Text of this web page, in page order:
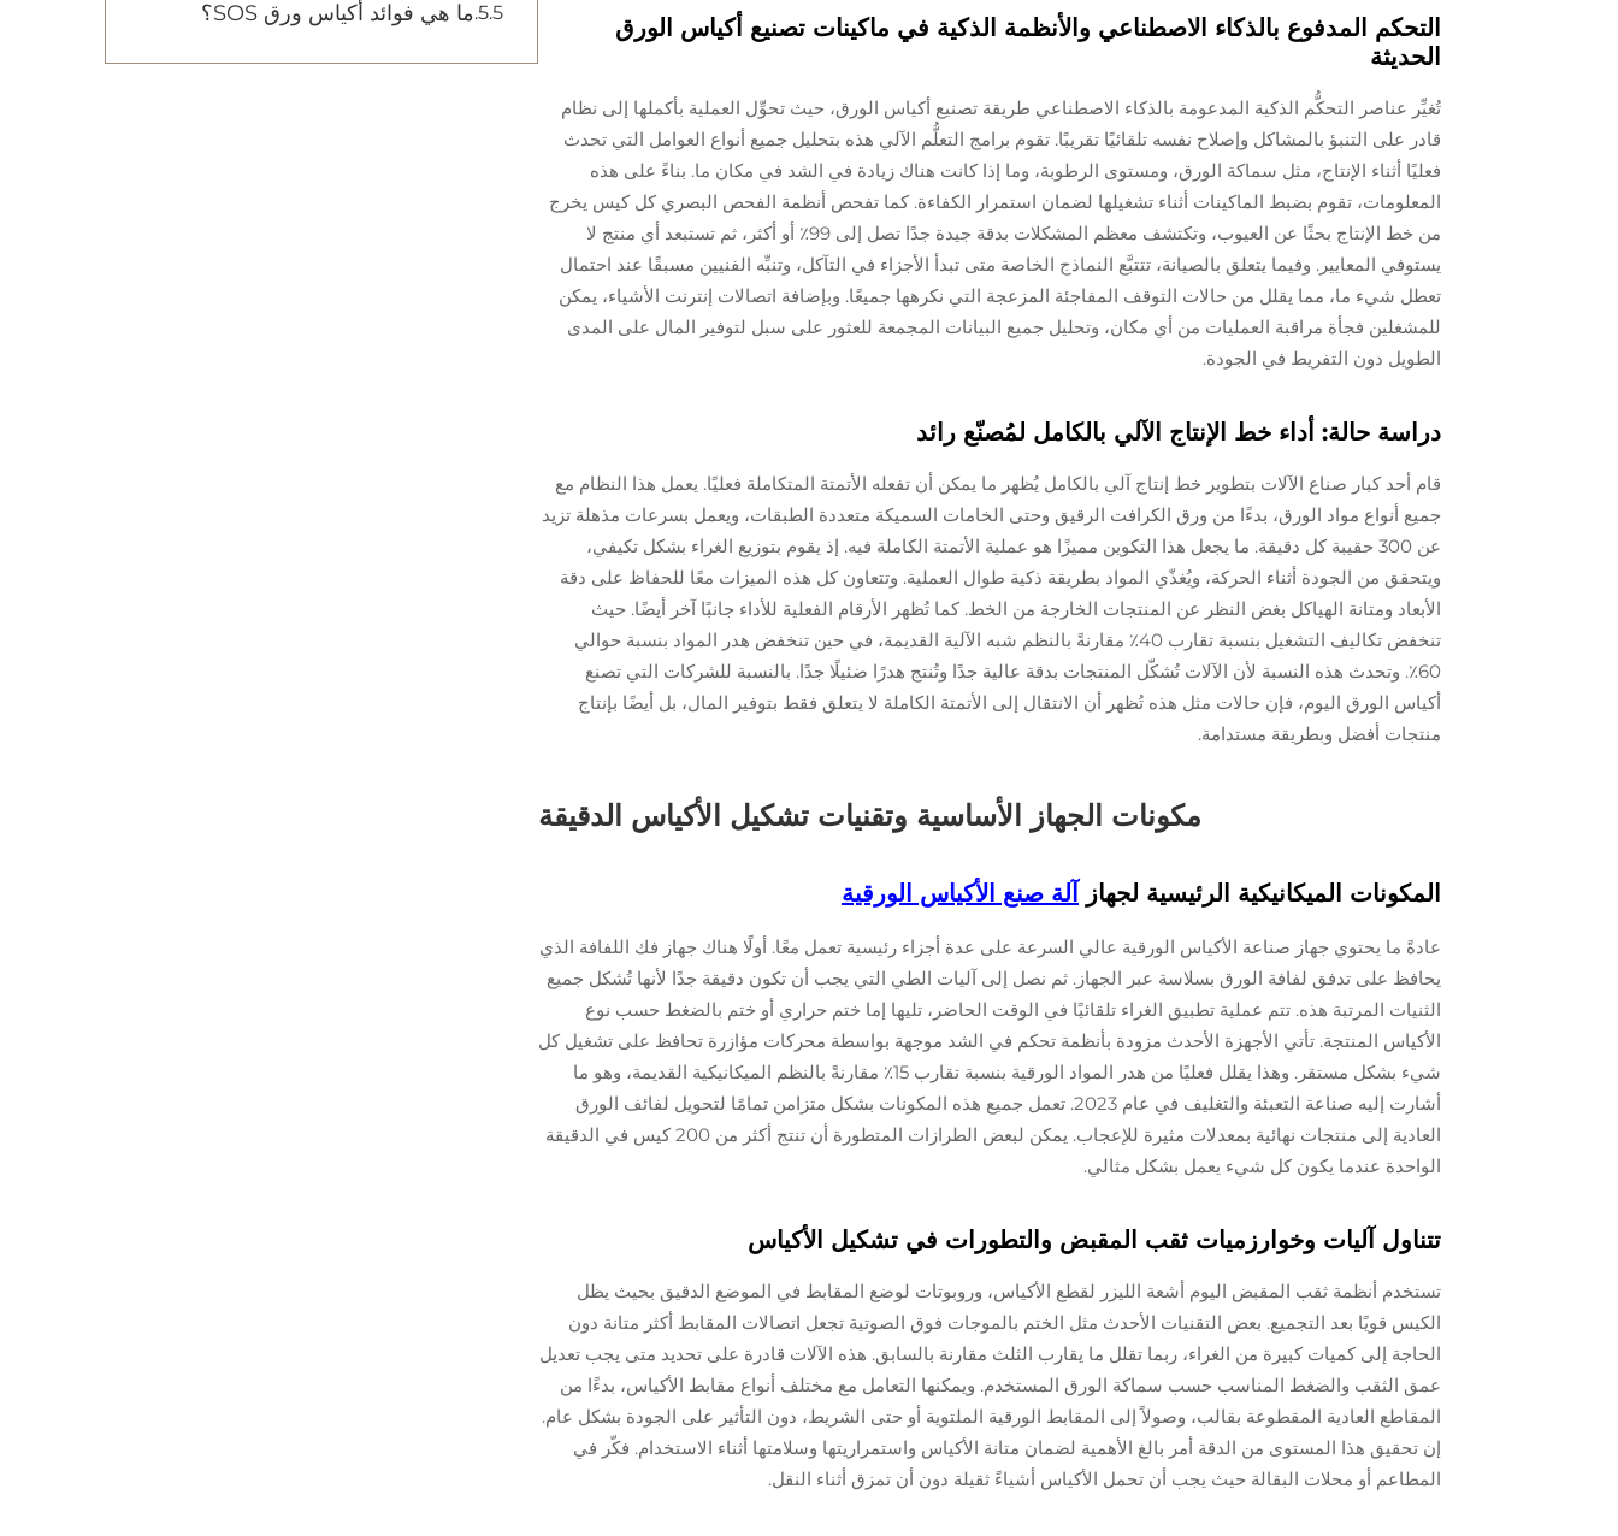
التحكم المدفوع بالذكاء الاصطناعي والأنظمة الذكية في ماكينات تصنيع أكياس الورق
الحديثة
تُغيِّر عناصر التحكُّم الذكية المدعومة بالذكاء الاصطناعي طريقة تصنيع أكياس الورق، حيث تحوِّل العملية بأكملها إلى نظام
قادر على التنبؤ بالمشاكل وإصلاح نفسه تلقائيًا تقريبًا. تقوم برامج التعلُّم الآلي هذه بتحليل جميع أنواع العوامل التي تحدث
فعليًا أثناء الإنتاج، مثل سماكة الورق، ومستوى الرطوبة، وما إذا كانت هناك زيادة في الشد في مكان ما. بناءً على هذه
المعلومات، تقوم بضبط الماكينات أثناء تشغيلها لضمان استمرار الكفاءة. كما تفحص أنظمة الفحص البصري كل كيس يخرج
من خط الإنتاج بحثًا عن العيوب، وتكتشف معظم المشكلات بدقة جيدة جدًا تصل إلى 99٪ أو أكثر، ثم تستبعد أي منتج لا
يستوفي المعايير. وفيما يتعلق بالصيانة، تتتبَّع النماذج الخاصة متى تبدأ الأجزاء في التآكل، وتنبِّه الفنيين مسبقًا عند احتمال
تعطل شيء ما، مما يقلل من حالات التوقف المفاجئة المزعجة التي نكرهها جميعًا. وبإضافة اتصالات إنترنت الأشياء، يمكن
للمشغلين فجأة مراقبة العمليات من أي مكان، وتحليل جميع البيانات المجمعة للعثور على سبل لتوفير المال على المدى
الطويل دون التفريط في الجودة.
دراسة حالة: أداء خط الإنتاج الآلي بالكامل لمُصنّع رائد
قام أحد كبار صناع الآلات بتطوير خط إنتاج آلي بالكامل يُظهر ما يمكن أن تفعله الأتمتة المتكاملة فعليًا. يعمل هذا النظام مع
جميع أنواع مواد الورق، بدءًا من ورق الكرافت الرقيق وحتى الخامات السميكة متعددة الطبقات، ويعمل بسرعات مذهلة تزيد
عن 300 حقيبة كل دقيقة. ما يجعل هذا التكوين مميزًا هو عملية الأتمتة الكاملة فيه. إذ يقوم بتوزيع الغراء بشكل تكيفي،
ويتحقق من الجودة أثناء الحركة، ويُغذّي المواد بطريقة ذكية طوال العملية. وتتعاون كل هذه الميزات معًا للحفاظ على دقة
الأبعاد ومتانة الهياكل بغض النظر عن المنتجات الخارجة من الخط. كما تُظهر الأرقام الفعلية للأداء جانبًا آخر أيضًا. حيث
تنخفض تكاليف التشغيل بنسبة تقارب 40٪ مقارنةً بالنظم شبه الآلية القديمة، في حين تنخفض هدر المواد بنسبة حوالي
60٪. وتحدث هذه النسبة لأن الآلات تُشكّل المنتجات بدقة عالية جدًا وتُنتج هدرًا ضئيلًا جدًا. بالنسبة للشركات التي تصنع
أكياس الورق اليوم، فإن حالات مثل هذه تُظهر أن الانتقال إلى الأتمتة الكاملة لا يتعلق فقط بتوفير المال، بل أيضًا بإنتاج
منتجات أفضل وبطريقة مستدامة.
مكونات الجهاز الأساسية وتقنيات تشكيل الأكياس الدقيقة
المكونات الميكانيكية الرئيسية لجهاز آلة صنع الأكياس الورقية
عادةً ما يحتوي جهاز صناعة الأكياس الورقية عالي السرعة على عدة أجزاء رئيسية تعمل معًا. أولًا هناك جهاز فك اللفافة الذي
يحافظ على تدفق لفافة الورق بسلاسة عبر الجهاز. ثم نصل إلى آليات الطي التي يجب أن تكون دقيقة جدًا لأنها تُشكل جميع
الثنيات المرتبة هذه. تتم عملية تطبيق الغراء تلقائيًا في الوقت الحاضر، تليها إما ختم حراري أو ختم بالضغط حسب نوع
الأكياس المنتجة. تأتي الأجهزة الأحدث مزودة بأنظمة تحكم في الشد موجهة بواسطة محركات مؤازرة تحافظ على تشغيل كل
شيء بشكل مستقر. وهذا يقلل فعليًا من هدر المواد الورقية بنسبة تقارب 15٪ مقارنةً بالنظم الميكانيكية القديمة، وهو ما
أشارت إليه صناعة التعبئة والتغليف في عام 2023. تعمل جميع هذه المكونات بشكل متزامن تمامًا لتحويل لفائف الورق
العادية إلى منتجات نهائية بمعدلات مثيرة للإعجاب. يمكن لبعض الطرازات المتطورة أن تنتج أكثر من 200 كيس في الدقيقة
الواحدة عندما يكون كل شيء يعمل بشكل مثالي.
تتناول آليات وخوارزميات ثقب المقبض والتطورات في تشكيل الأكياس
تستخدم أنظمة ثقب المقبض اليوم أشعة الليزر لقطع الأكياس، وروبوتات لوضع المقابط في الموضع الدقيق بحيث يظل
الكيس قويًا بعد التجميع. بعض التقنيات الأحدث مثل الختم بالموجات فوق الصوتية تجعل اتصالات المقابط أكثر متانة دون
الحاجة إلى كميات كبيرة من الغراء، ربما تقلل ما يقارب الثلث مقارنة بالسابق. هذه الآلات قادرة على تحديد متى يجب تعديل
عمق الثقب والضغط المناسب حسب سماكة الورق المستخدم. ويمكنها التعامل مع مختلف أنواع مقابط الأكياس، بدءًا من
المقاطع العادية المقطوعة بقالب، وصولاً إلى المقابط الورقية الملتوية أو حتى الشريط، دون التأثير على الجودة بشكل عام.
إن تحقيق هذا المستوى من الدقة أمر بالغ الأهمية لضمان متانة الأكياس واستمراريتها وسلامتها أثناء الاستخدام. فكّر في
المطاعم أو محلات البقالة حيث يجب أن تحمل الأكياس أشياءً ثقيلة دون أن تمزق أثناء النقل.
ما هي فوائد أكياس ورق SOS؟